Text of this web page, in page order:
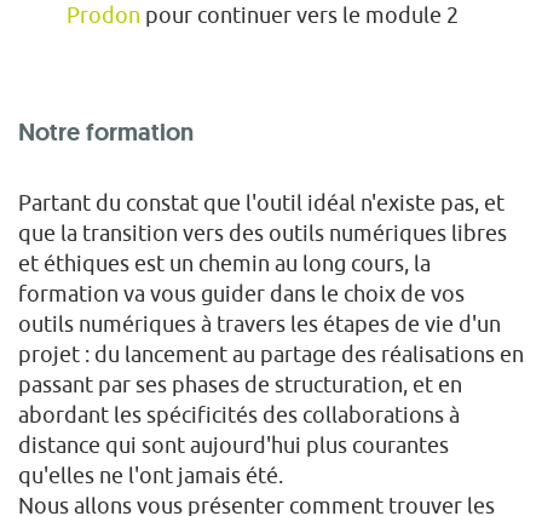
Prodon pour continuer vers le module 2
Notre formation
Partant du constat que l'outil idéal n'existe pas, et
que la transition vers des outils numériques libres
et éthiques est un chemin au long cours, la
formation va vous guider dans le choix de vos
outils numériques à travers les étapes de vie d'un
projet : du lancement au partage des réalisations en
passant par ses phases de structuration, et en
abordant les spécificités des collaborations à
distance qui sont aujourd'hui plus courantes
qu'elles ne l'ont jamais été.
Nous allons vous présenter comment trouver les